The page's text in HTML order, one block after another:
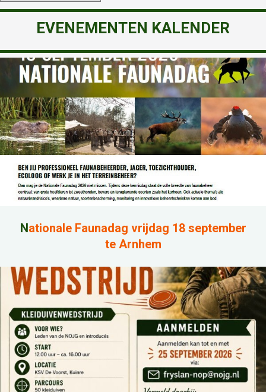
EVENEMENTEN KALENDER
Nationale Faunadag vrijdag 18 september
te Arnhem